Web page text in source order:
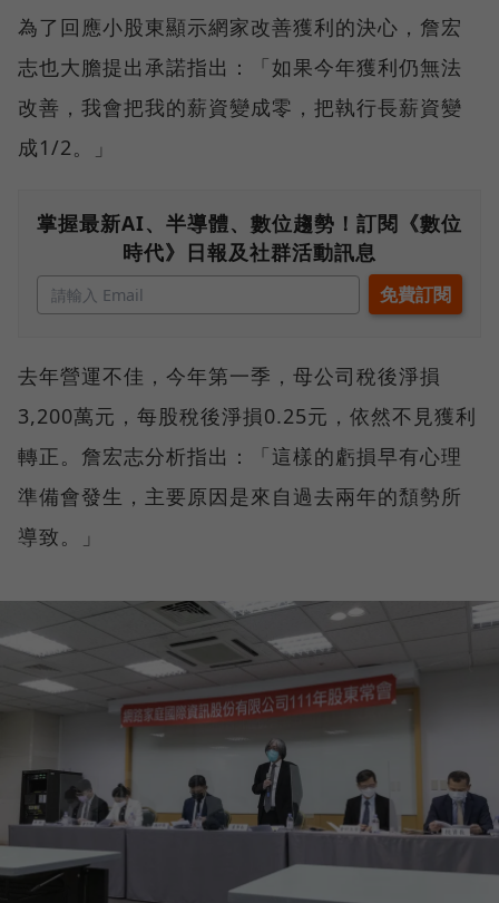
為了回應小股東顯示網家改善獲利的決心，詹宏
志也大膽提出承諾指出：「如果今年獲利仍無法
改善，我會把我的薪資變成零，把執行長薪資變
成1/2。」
掌握最新AI、半導體、數位趨勢！訂閱《數位
時代》日報及社群活動訊息
去年營運不佳，今年第一季，母公司稅後淨損
3,200萬元，每股稅後淨損0.25元，依然不見獲利
轉正。詹宏志分析指出：「這樣的虧損早有心理
準備會發生，主要原因是來自過去兩年的頹勢所
導致。」